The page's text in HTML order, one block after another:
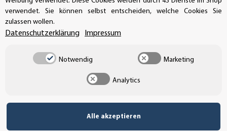
Bestellungen/Support: +49 (0)39-201-28-98-10
Buchhaltung: +49 (0)39-201-28-98-17
info@aufkleberdealer.de
UNSER AFFILIATE-PROGRAMM
verwendet. Sie können selbst entscheiden, welche Cookies Sie
zulassen wollen.
Datenschutzerklärung Impressum
Notwendig Marketing
Analytics
Alle akzeptieren